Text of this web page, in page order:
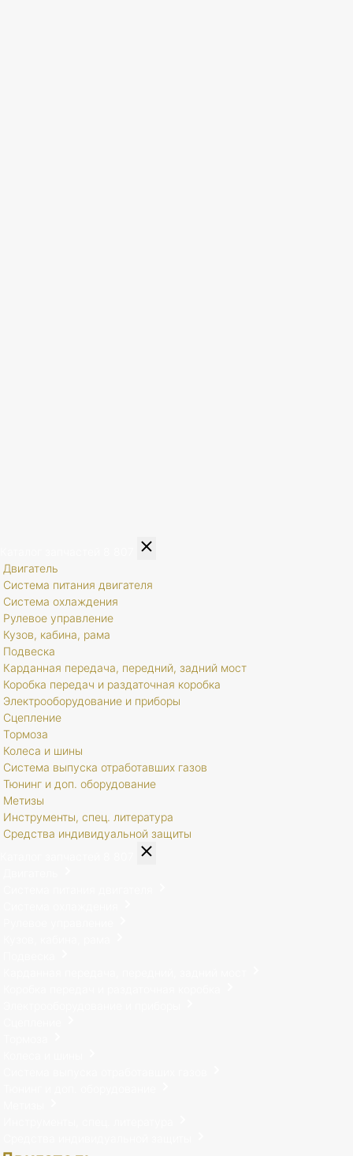
Двигатель
Система питания двигателя
Система охлаждения
Рулевое управление
Кузов, кабина, рама
Подвеска
Карданная передача, передний, задний мост
Коробка передач и раздаточная коробка
Электрооборудование и приборы
Сцепление
Тормоза
Колеса и шины
Система выпуска отработавших газов
Тюнинг и доп. оборудование
Метизы
Инструменты, спец. литература
Средства индивидуальной защиты